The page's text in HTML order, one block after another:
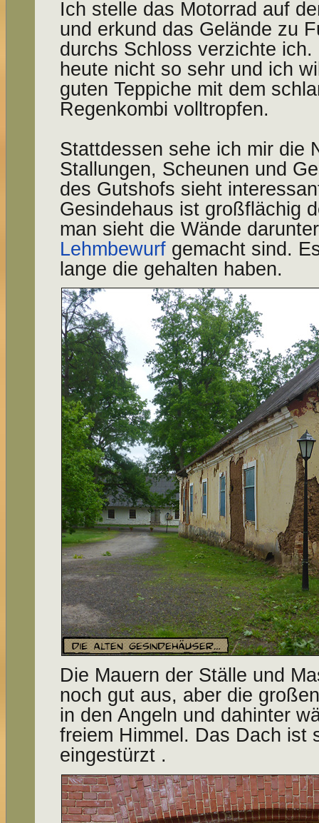
Ich stelle das Motorrad auf
und erkund das Gelände zu
durchs Schloss verzichte
heute nicht so sehr und ich
guten Teppiche mit dem
Regenkombi volltropfen.
Stattdessen sehe ich mir die
Stallungen, Scheunen und
des Gutshofs sieht
Gesindehaus ist großflächig
man sieht die Wände
Lehmbewurf gemacht sind.
lange die gehalten haben.
Die Mauern der Ställe und
noch gut aus, aber die
in den Angeln und dahinter
freiem Himmel. Das Dach ist
eingestürzt .